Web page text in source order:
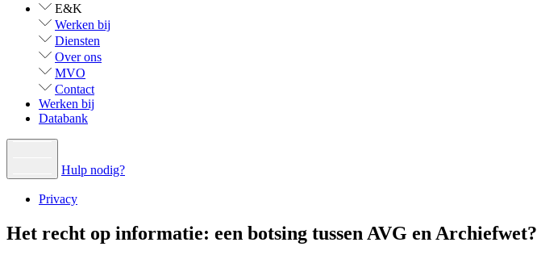
E&K
Werken bij
Diensten
Over ons
MVO
Contact
Werken bij
Databank
Hulp nodig?
Privacy
Het recht op informatie: een botsing tussen AVG en Archiefwet?